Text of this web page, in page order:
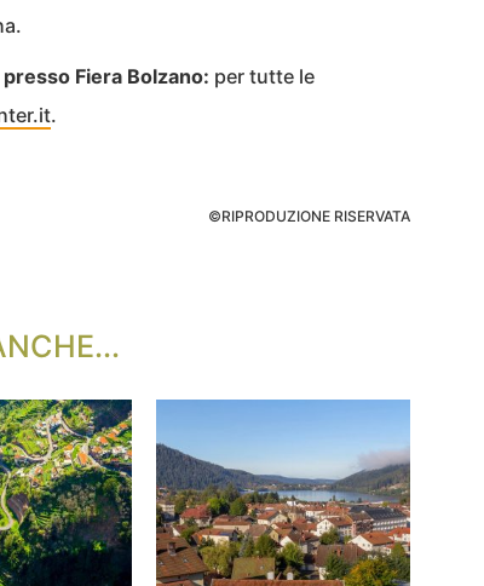
Fiera Bolzano: per tutte le
.
©RIPRODUZIONE RISERVATA